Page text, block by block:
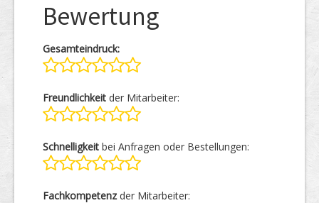
Bewertung
Gesamteindruck:
Freundlichkeit der Mitarbeiter:
Schnelligkeit bei Anfragen oder Bestellungen:
Fachkompetenzder Mitarbeiter: